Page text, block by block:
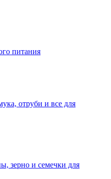
питания
отруби и все для
зерно и семечки для